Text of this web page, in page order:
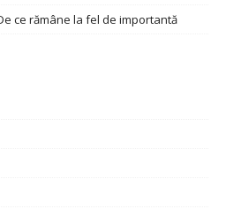
ce rămâne la fel de importantă